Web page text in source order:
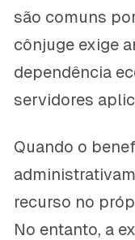
são comuns
cônjuge exige
dependência
servidores
Quando o
recurso no
No entanto, a